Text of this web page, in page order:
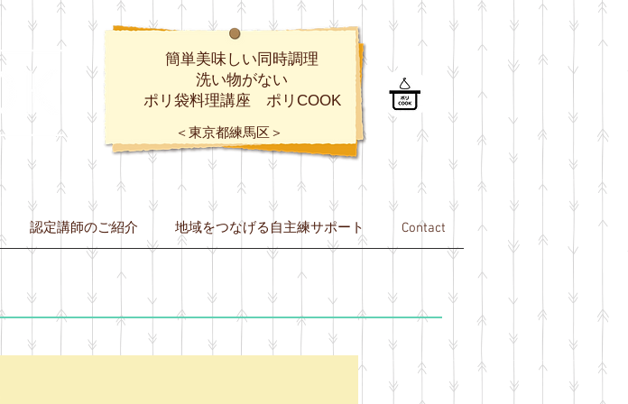
簡単美味しい同時調理
​洗い物がない
ポリ袋料理講座 ポリCOOK
​＜東京都練馬区＞
認定講師のご紹介 地域をつなげる自主練サポート Contact